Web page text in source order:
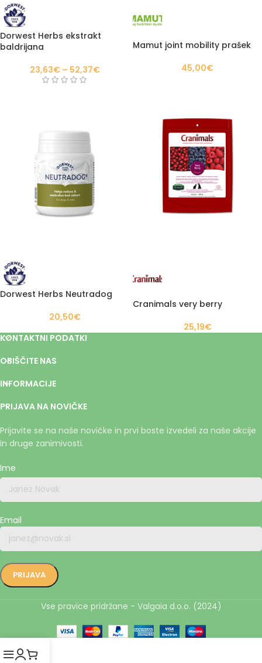
Dorwest Herbs ekstrakt
baldrijana
23,63€ – 52,37€
Mamut joint mobility prašek
45,00€
Dorwest Herbs Neutradog
20,50€
Cranimals very berry
25,19€
KONTAKTNI PODATKI
OBIŠČITE NAS
INFORMACIJE
PRIJAVA NA NOVIČKE
Prijavite se na naše novičke in prvi boste izvedeli za naše akcije
in druge zanimivosti.
Ime
Email
Vse pravice pridržane - Valgaia d.o.o. (2024)